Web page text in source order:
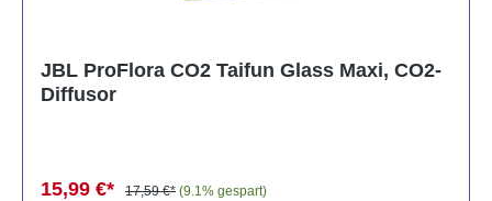
JBL ProFlora CO2 Taifun Glass Maxi, CO2-
Diffusor
15,99 €* 17,59 €* (9.1% gespart)